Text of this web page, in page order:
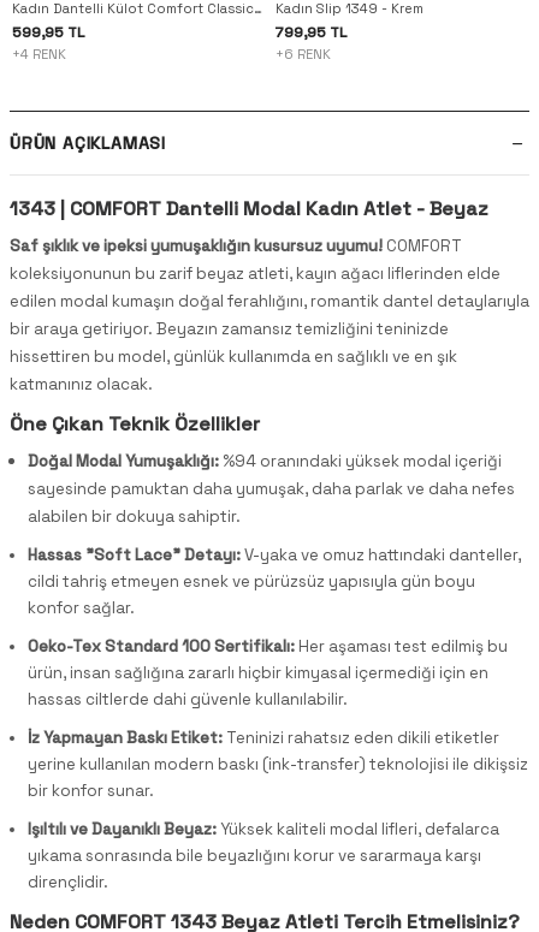
Kadın Dantelli Külot Comfort Classics 1345 - Krem
599,95 TL
+4 RENK
Kadın Slip 1349 - Krem
799,95 TL
+6 RENK
ÜRÜN AÇIKLAMASI
1343 | COMFORT Dantelli Modal Kadın Atlet - Beyaz
Saf şıklık ve ipeksi yumuşaklığın kusursuz uyumu! COMFORT
koleksiyonunun bu zarif beyaz atleti, kayın ağacı liflerinden elde
edilen modal kumaşın doğal ferahlığını, romantik dantel detaylarıyla
bir araya getiriyor. Beyazın zamansız temizliğini teninizde
hissettiren bu model, günlük kullanımda en sağlıklı ve en şık
katmanınız olacak.
Öne Çıkan Teknik Özellikler
Doğal Modal Yumuşaklığı: %94 oranındaki yüksek modal içeriği
sayesinde pamuktan daha yumuşak, daha parlak ve daha nefes
alabilen bir dokuya sahiptir.
Hassas "Soft Lace" Detayı:V-yaka ve omuz hattındaki danteller,
cildi tahriş etmeyen esnek ve pürüzsüz yapısıyla gün boyu
konfor sağlar.
Oeko-Tex Standard 100 Sertifikalı: Her aşaması test edilmiş bu
ürün, insan sağlığına zararlı hiçbir kimyasal içermediği için en
hassas ciltlerde dahi güvenle kullanılabilir.
İz Yapmayan Baskı Etiket: Teninizi rahatsız eden dikili etiketler
yerine kullanılan modern baskı (ink-transfer) teknolojisi ile dikişsiz
bir konfor sunar.
Işıltılı ve Dayanıklı Beyaz:Yüksek kaliteli modal lifleri, defalarca
yıkama sonrasında bile beyazlığını korur ve sararmaya karşı
dirençlidir.
Neden COMFORT 1343 Beyaz Atleti Tercih Etmelisiniz?